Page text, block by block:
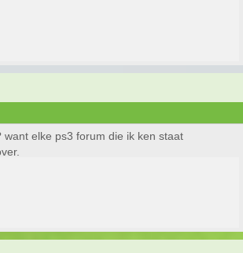
want elke ps3 forum die ik ken staat